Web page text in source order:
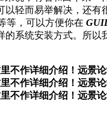
以轻而易举解决，还有
等，可以方便你在
的系统安装方式。所以
不作详细介绍！远景
不作详细介绍！远景
不作详细介绍！远景